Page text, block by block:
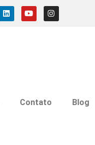
Contato Blog